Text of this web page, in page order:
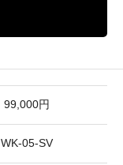
99,000円
WK-05-SV